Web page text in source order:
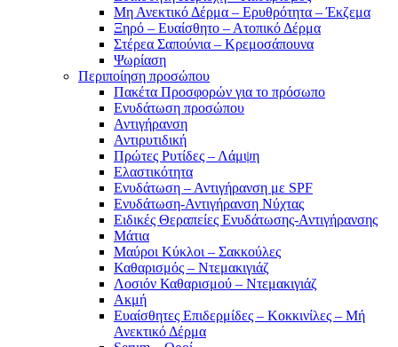
Μη Ανεκτικό Δέρμα – Ερυθρότητα – Έκζεμα
Ξηρό – Ευαίσθητο – Ατοπικό Δέρμα
Στέρεα Σαπούνια – Κρεμοσάπουνα
Ψωρίαση
Περιποίηση προσώπου
Πακέτα Προσφορών για το πρόσωπο
Ενυδάτωση προσώπου
Αντιγήρανση
Αντιρυτιδική
Πρώτες Ρυτίδες – Λάμψη
Ελαστικότητα
Ενυδάτωση – Αντιγήρανση με SPF
Ενυδάτωση-Αντιγήρανση Νύχτας
Ειδικές Θεραπείες Ενυδάτωσης-Αντιγήρανσης
Μάτια
Μαύροι Κύκλοι – Σακκούλες
Καθαρισμός – Ντεμακιγιάζ
Λοσιόν Καθαρισμού – Ντεμακιγιάζ
Ακμή
Ευαίσθητες Επιδερμίδες – Κοκκινίλες – Μή
Ανεκτικό Δέρμα